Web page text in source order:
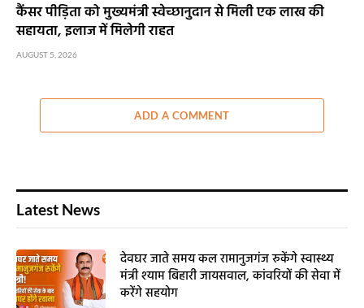
कैंसर पीड़िता को मुख्यमंत्री स्वेच्छानुदान से मिली एक लाख की
सहायता, इलाज में मिलेगी राहत
AUGUST 5, 2026
ADD A COMMENT
Latest News
देवघर जाते समय कल रामानुजगंज रुकेंगे स्वास्थ्य
मंत्री श्याम बिहारी जायसवाल, कांवरियों की सेवा में
करेंगे सहयोग